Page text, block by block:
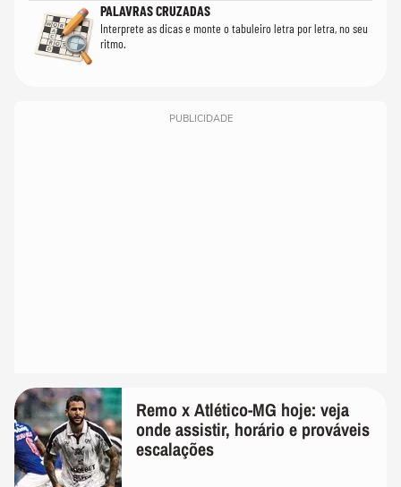
PALAVRAS CRUZADAS
Interprete as dicas e monte o tabuleiro letra por letra, no seu
ritmo.
PUBLICIDADE
Remo x Atlético-MG hoje: veja
onde assistir, horário e prováveis
escalações